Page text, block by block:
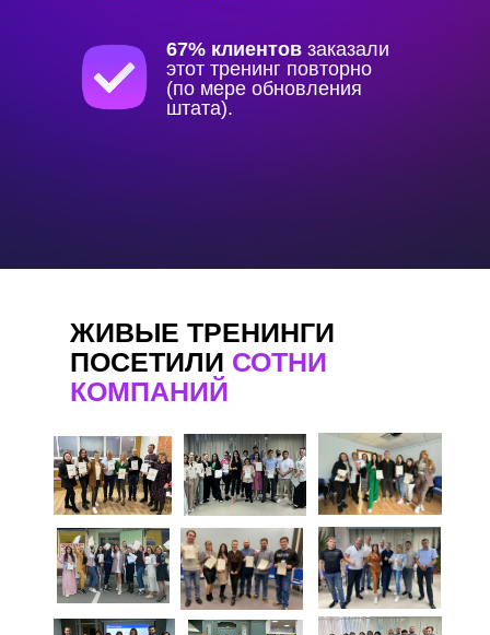
67% клиентов заказали
этот тренинг повторно
(по мере обновления
штата).
ЖИВЫЕ ТРЕНИНГИ
ПОСЕТИЛИ СОТНИ
КОМПАНИЙ